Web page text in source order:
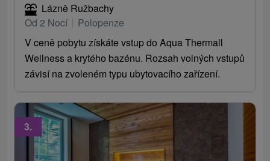
Lázně Ružbachy
Od 2 Nocí
Polopenze
V ceně pobytu získáte vstup do Aqua Thermall
Wellness a krytého bazénu. Rozsah volných vstupů
závisí na zvoleném typu ubytovacího zařízení.
3.